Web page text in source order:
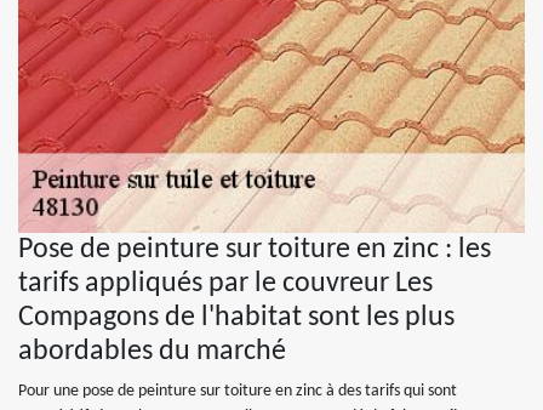
Pose de peinture sur toiture en zinc : les
tarifs appliqués par le couvreur Les
Compagons de l'habitat sont les plus
abordables du marché
Pour une pose de peinture sur toiture en zinc à des tarifs qui sont